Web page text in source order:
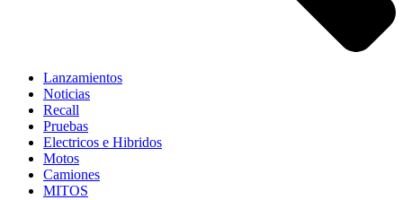
Lanzamientos
Noticias
Recall
Pruebas
Electricos e Hibridos
Motos
Camiones
MITOS